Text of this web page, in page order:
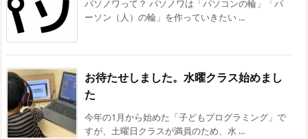
パソノワって？ パソノワは「パソコンの輪」「パ
ーソン（人）の輪」を作っていきたい ...
お待たせしました。水曜クラス始めまし
た
今年の1月から始めた「子どもプログラミング」で
すが、土曜日クラスが満員のため、水 ...